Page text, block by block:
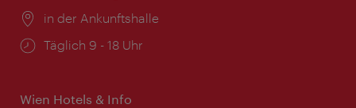
Ort:
in der Ankunftshalle
Öffnungszeiten:
Täglich 9 - 18 Uhr
Wien Hotels & Info